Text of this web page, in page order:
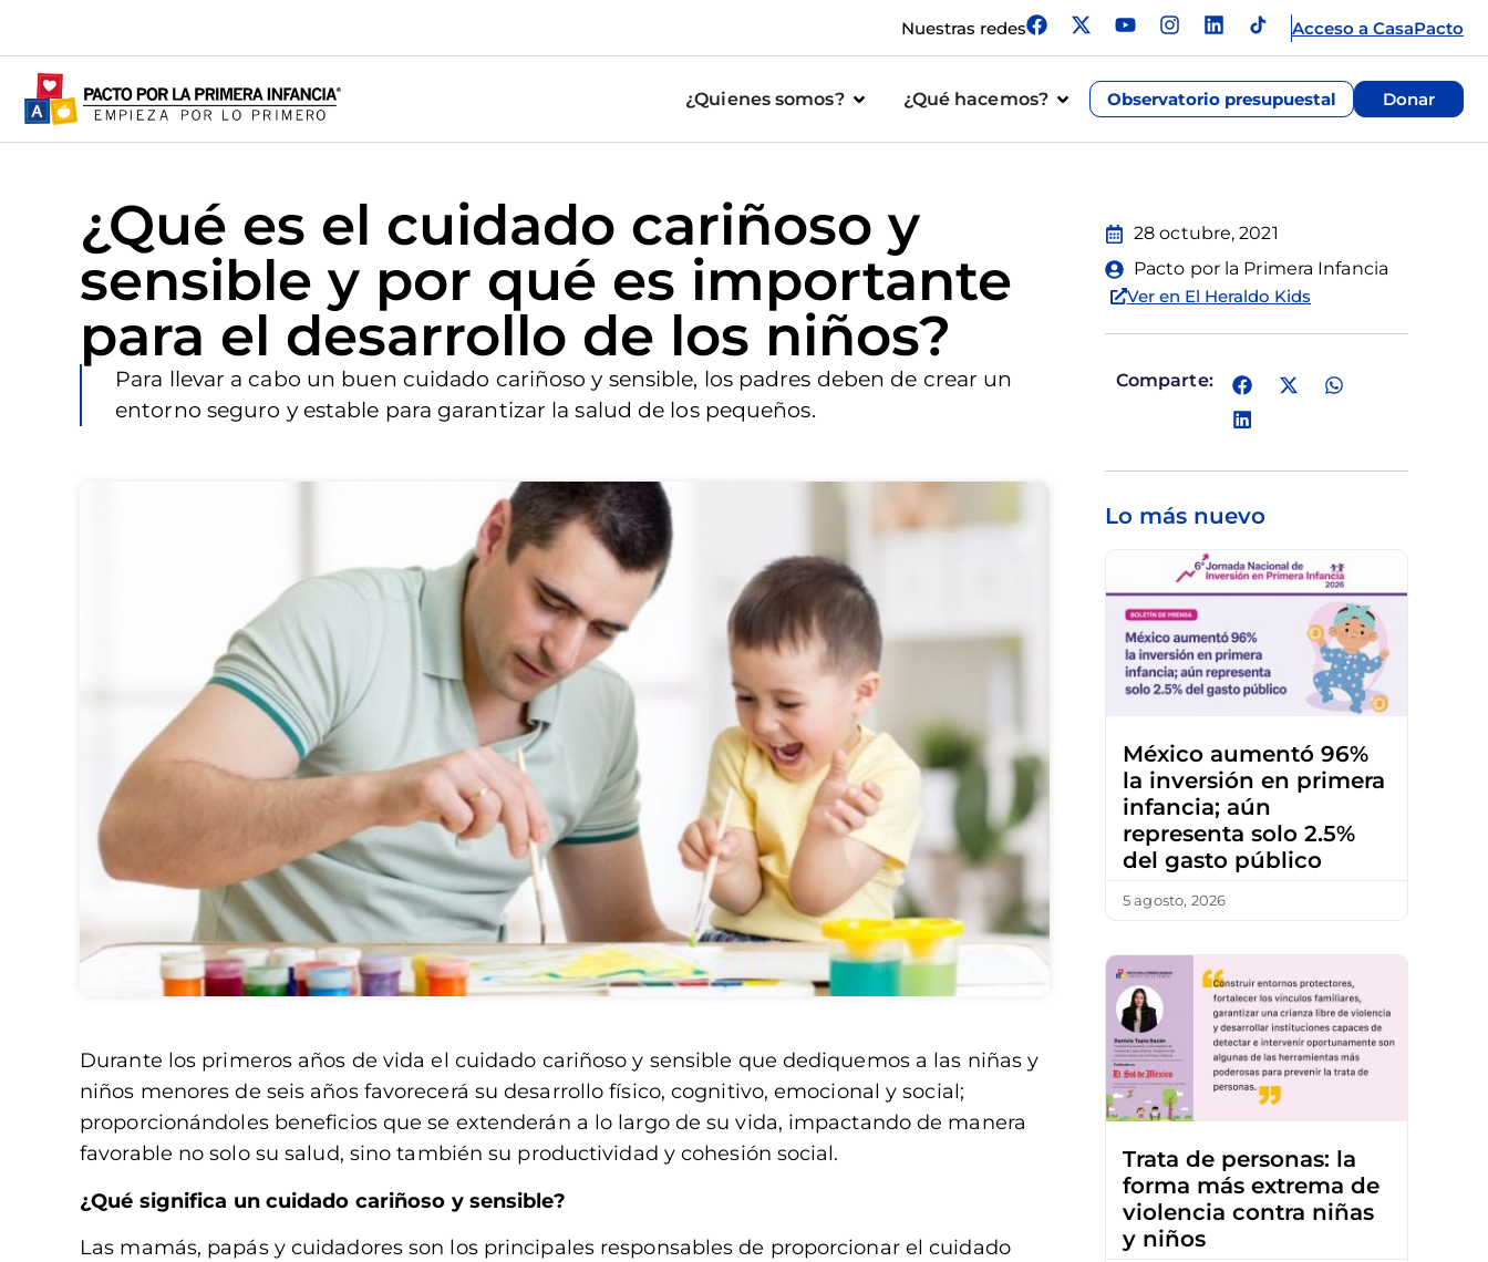
Nuestras redes Acceso a CasaPacto
¿Quienes somos? ¿Qué hacemos? Observatorio presupuestal Donar
¿Qué es el cuidado cariñoso y
sensible y por qué es importante
para el desarrollo de los niños?
Para llevar a cabo un buen cuidado cariñoso y sensible, los padres deben de crear un
entorno seguro y estable para garantizar la salud de los pequeños.
Durante los primeros años de vida el cuidado cariñoso y sensible que dediquemos a las niñas y
niños menores de seis años favorecerá su desarrollo físico, cognitivo, emocional y social;
proporcionándoles beneficios que se extenderán a lo largo de su vida, impactando de manera
favorable no solo su salud, sino también su productividad y cohesión social.
¿Qué significa un cuidado cariñoso y sensible?
Las mamás, papás y cuidadores son los principales responsables de proporcionar el cuidado
28 octubre, 2021
Pacto por la Primera Infancia
Ver en El Heraldo Kids
Comparte:
Lo más nuevo
México aumentó 96%
la inversión en primera
infancia; aún
representa solo 2.5%
del gasto público
5 agosto, 2026
Trata de personas: la
forma más extrema de
violencia contra niñas
y niños